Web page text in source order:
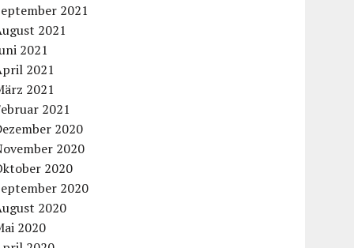
2021
2021
2021
2021
2021
2021
2020
2020
2020
2020
2020
2020